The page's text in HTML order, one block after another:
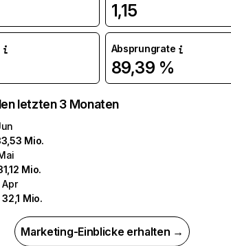
1,15
Absprungrate
89,39 %
letzten 3 Monaten
Mio.
Mio.
Apr
32,1 Mio.
Marketing-Einblicke erhalten →